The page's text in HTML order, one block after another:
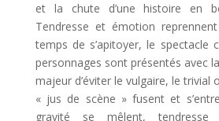
et la chute d’une histoire en
Tendresse et émotion
temps de s’apitoyer, le spectacle
personnages sont présentés avec
majeur d’éviter le vulgaire, le trivial
« jus de scène » fusent et
gravité se mêlent,